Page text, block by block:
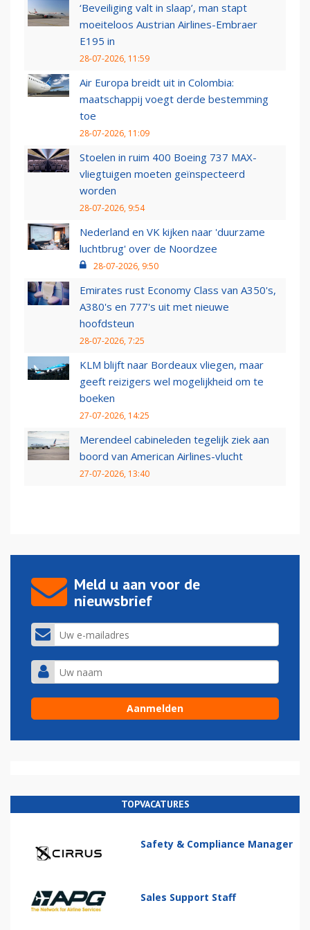
‘Beveiliging valt in slaap’, man stapt
moeiteloos Austrian Airlines-Embraer
E195 in
28-07-2026, 11:59
Air Europa breidt uit in Colombia:
maatschappij voegt derde bestemming
toe
28-07-2026, 11:09
Stoelen in ruim 400 Boeing 737 MAX-
vliegtuigen moeten geïnspecteerd
worden
28-07-2026, 9:54
Nederland en VK kijken naar 'duurzame
luchtbrug' over de Noordzee
28-07-2026, 9:50
Emirates rust Economy Class van A350's,
A380's en 777's uit met nieuwe
hoofdsteun
28-07-2026, 7:25
KLM blijft naar Bordeaux vliegen, maar
geeft reizigers wel mogelijkheid om te
boeken
27-07-2026, 14:25
Merendeel cabineleden tegelijk ziek aan
boord van American Airlines-vlucht
27-07-2026, 13:40
Meld u aan voor de
nieuwsbrief
TOPVACATURES
Safety & Compliance Manager
Sales Support Staff